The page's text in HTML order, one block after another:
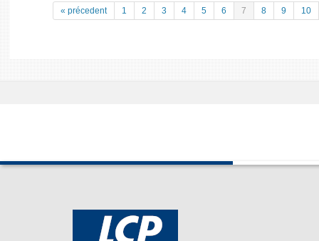
« précedent 1 2 3 4 5 6 7 8 9 10